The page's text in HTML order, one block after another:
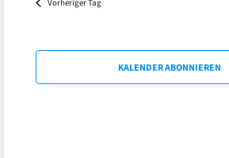
Vorheriger Tag
KALENDER ABONNIEREN